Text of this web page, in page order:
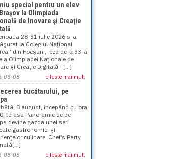
special pentru un elev
la Olimpiada
de Inovare şi Creaţie
28-31 iulie 2026 s-a
la Colegiul Naţional
din Focşani, cea de-a 33-a
a Olimpiadei Naţionale de
şi Creaţie Digitală –[...]
08-08 citeste mai mult
bucătarului, pe
8 august, începând cu ora
terasa Panoramic de pe
devine gazda unei seri
gastronomiei şi
culinare. Chef’s Party,
08-08 citeste mai mult